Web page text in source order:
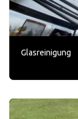
Glasreinigung